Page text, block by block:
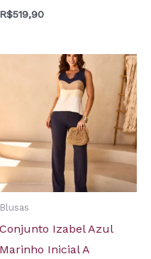
R$519,90
Blusas
Conjunto Izabel Azul
Marinho Inicial A